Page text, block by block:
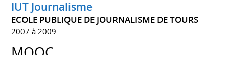
IUT Journalisme
ECOLE PUBLIQUE DE JOURNALISME DE TOURS
2007 à 2009
MOOC